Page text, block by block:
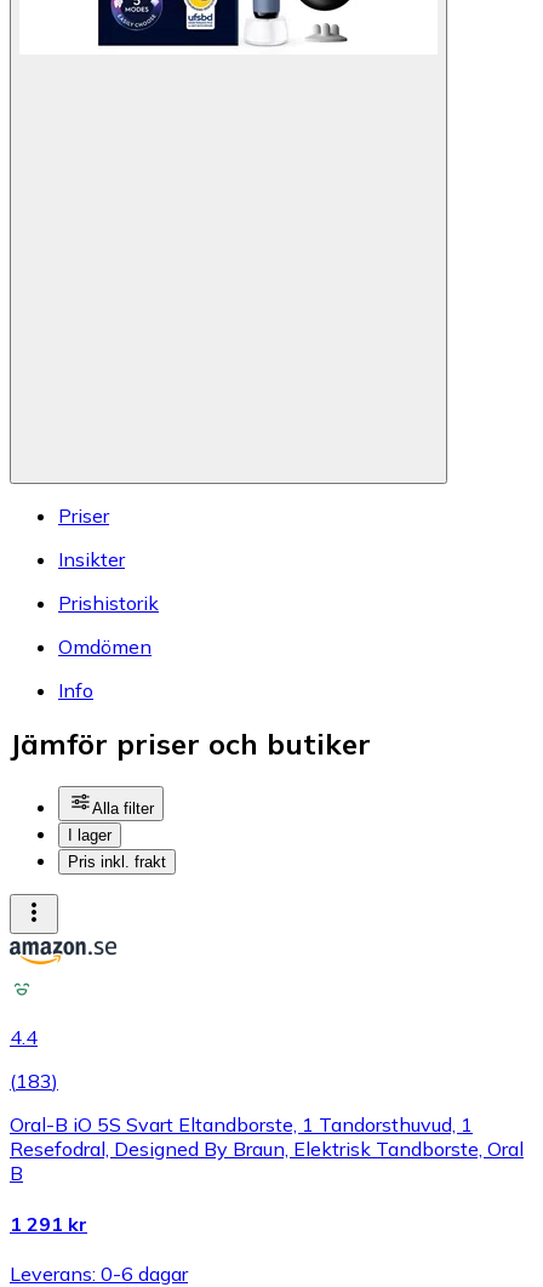
Priser
Insikter
Prishistorik
Omdömen
Info
Jämför priser och butiker
Alla filter
I lager
Pris inkl. frakt
4.4
(183)
Oral-B iO 5S Svart Eltandborste, 1 Tandorsthuvud, 1
Resefodral, Designed By Braun, Elektrisk Tandborste, Oral
B
1 291 kr
Leverans: 0-6 dagar